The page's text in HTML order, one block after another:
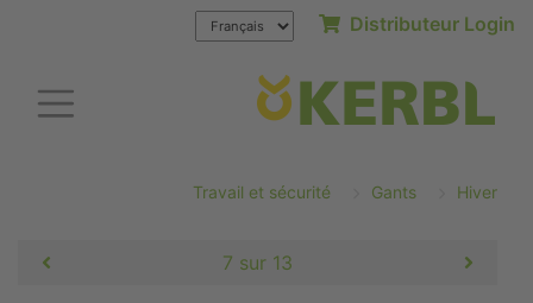
Distributeur Login
Travail et sécurité Gants Hiver
7 sur 13